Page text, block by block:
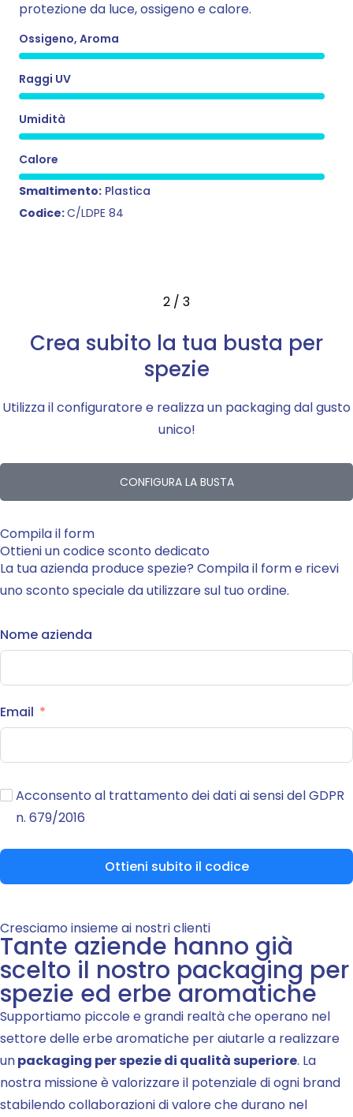
protezione da luce, ossigeno e calore.
Ossigeno, Aroma
Raggi UV
Umidità
Calore
Smaltimento: Plastica
Codice:C/LDPE 84
2 / 3
Crea subito la tua busta per
spezie
Utilizza il configuratore e realizza un packaging dal gusto
unico!
CONFIGURA LA BUSTA
Compila il form
Ottieni un codice sconto dedicato
La tua azienda produce spezie? Compila il form e ricevi
uno sconto speciale da utilizzare sul tuo ordine.
Nome azienda
Email
Acconsento al trattamento dei dati ai sensi del GDPR
n. 679/2016
Ottieni subito il codice
Cresciamo insieme ai nostri clienti
Tante aziende hanno già
scelto il nostro packaging per
spezie ed erbe aromatiche
Supportiamo piccole e grandi realtà che operano nel
settore delle erbe aromatiche per aiutarle a realizzare
unpackaging per spezie di qualità superiore. La
nostra missione è valorizzare il potenziale di ogni brand
stabilendo collaborazioni di valore che durano nel